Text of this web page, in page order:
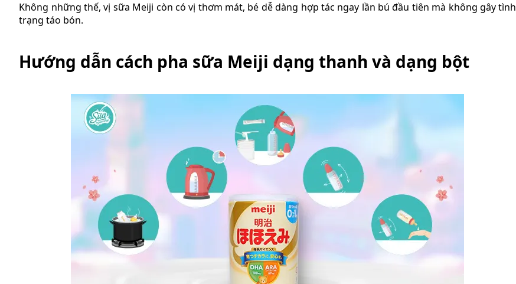
Không những thế, vị sữa Meiji còn có vị thơm mát, bé dễ dàng hợp tác ngay lần bú đầu tiên mà không gây tình
trạng táo bón.
Hướng dẫn cách pha sữa Meiji dạng thanh và dạng bột